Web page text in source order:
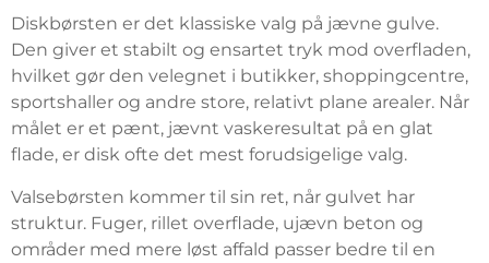
Diskbørsten er det klassiske valg på jævne gulve.
Den giver et stabilt og ensartet tryk mod overfladen,
hvilket gør den velegnet i butikker, shoppingcentre,
sportshaller og andre store, relativt plane arealer. Når
målet er et pænt, jævnt vaskeresultat på en glat
flade, er disk ofte det mest forudsigelige valg.
Valsebørsten kommer til sin ret, når gulvet har
struktur. Fuger, rillet overflade, ujævn beton og
områder med mere løst affald passer bedre til en